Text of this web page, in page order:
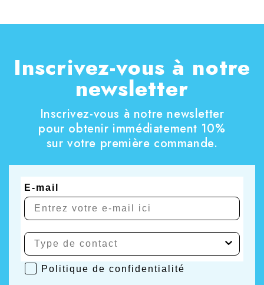
Inscrivez-vous à notre
newsletter
Inscrivez-vous à notre newsletter
pour obtenir immédiatement 10%
sur votre première commande.
E-mail
Politique de confidentialité
Politique de confidentialité